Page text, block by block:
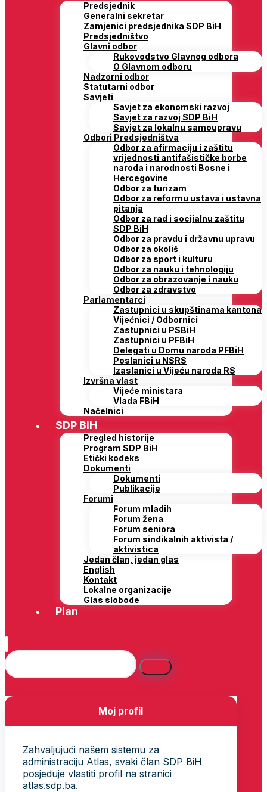
Predsjednik
Generalni sekretar
Zamjenici predsjednika SDP BiH
Predsjedništvo
Glavni odbor
Rukovodstvo Glavnog odbora
O Glavnom odboru
Nadzorni odbor
Statutarni odbor
Savjeti
Savjet za ekonomski razvoj
Savjet za razvoj SDP BiH
Savjet za lokalnu samoupravu
Odbori Predsjedništva
Odbor za afirmaciju i zaštitu
vrijednosti antifašističke borbe
naroda i narodnosti Bosne i
Hercegovine
Odbor za turizam
Odbor za reformu ustava i ustavna
pitanja
Odbor za rad i socijalnu zaštitu
SDP BiH
Odbor za pravdu i državnu upravu
Odbor za okoliš
Odbor za sport i kulturu
Odbor za nauku i tehnologiju
Odbor za obrazovanje i nauku
Odbor za zdravstvo
Parlamentarci
Zastupnici u skupštinama kantona
Vijećnici / Odbornici
Zastupnici u PSBiH
Zastupnici u PFBiH
Delegati u Domu naroda PFBiH
Poslanici u NSRS
Izaslanici u Vijeću naroda RS
Izvršna vlast
Vijeće ministara
Vlada FBiH
Načelnici
SDP BiH
Pregled historije
Program SDP BiH
Etički kodeks
Dokumenti
Dokumenti
Publikacije
Forumi
Forum mladih
Forum žena
Forum seniora
Forum sindikalnih aktivista /
aktivistica
Jedan član, jedan glas
English
Kontakt
Lokalne organizacije
Glas slobode
Plan
Moj profil
Zahvaljujući našem sistemu za
administraciju Atlas, svaki član SDP BiH
posjeduje vlastiti profil na stranici
atlas.sdp.ba.